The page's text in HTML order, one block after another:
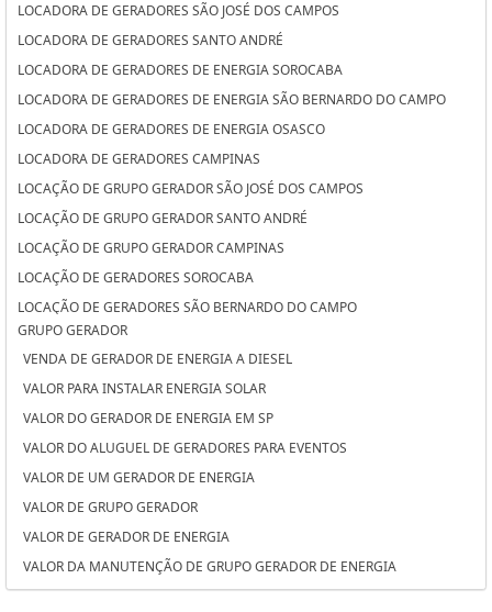
LOCADORA DE GERADORES SÃO JOSÉ DOS CAMPOS
LOCADORA DE GERADORES SANTO ANDRÉ
LOCADORA DE GERADORES DE ENERGIA SOROCABA
LOCADORA DE GERADORES DE ENERGIA SÃO BERNARDO DO CAMPO
LOCADORA DE GERADORES DE ENERGIA OSASCO
LOCADORA DE GERADORES CAMPINAS
LOCAÇÃO DE GRUPO GERADOR SÃO JOSÉ DOS CAMPOS
LOCAÇÃO DE GRUPO GERADOR SANTO ANDRÉ
LOCAÇÃO DE GRUPO GERADOR CAMPINAS
LOCAÇÃO DE GERADORES SOROCABA
LOCAÇÃO DE GERADORES SÃO BERNARDO DO CAMPO
LOCAÇÃO DE GERADORES PARA CASAMENTO SOROCABA
LOCAÇÃO DE GERADORES PARA CASAMENTO SÃO BERNARDO DO
CAMPO
LOCAÇÃO DE GERADORES PARA CASAMENTO OSASCO
LOCAÇÃO DE GERADORES OSASCO
LOCAÇÃO DE GERADORES DE ENERGIA SÃO JOSÉ DOS CAMPOS
LOCAÇÃO DE GERADORES DE ENERGIA SANTO ANDRÉ
LOCAÇÃO DE GERADORES DE ENERGIA A DIESEL SOROCABA
LOCAÇÃO DE GERADORES DE ENERGIA A DIESEL SÃO BERNARDO DO
GRUPO GERADOR
VENDA DE GERADOR DE ENERGIA A DIESEL
VALOR PARA INSTALAR ENERGIA SOLAR
VALOR DO GERADOR DE ENERGIA EM SP
VALOR DO ALUGUEL DE GERADORES PARA EVENTOS
VALOR DE UM GERADOR DE ENERGIA
VALOR DE GRUPO GERADOR
VALOR DE GERADOR DE ENERGIA
VALOR DA MANUTENÇÃO DE GRUPO GERADOR DE ENERGIA
VALOR ALUGUEL GERADOR